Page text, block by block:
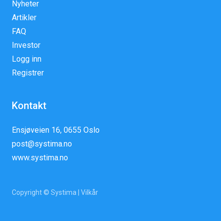
Nyheter
Artikler
FAQ
Investor
Logg inn
Registrer
Kontakt
Ensjøveien 16, 0655 Oslo
post@systima.no
www.systima.no
Copyright © Systima | Vilkår